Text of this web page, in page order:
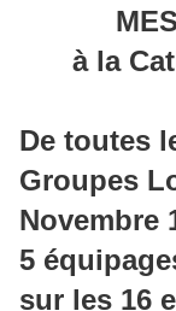
à la
De toutes
Groupes
Novembre
5
sur les 16